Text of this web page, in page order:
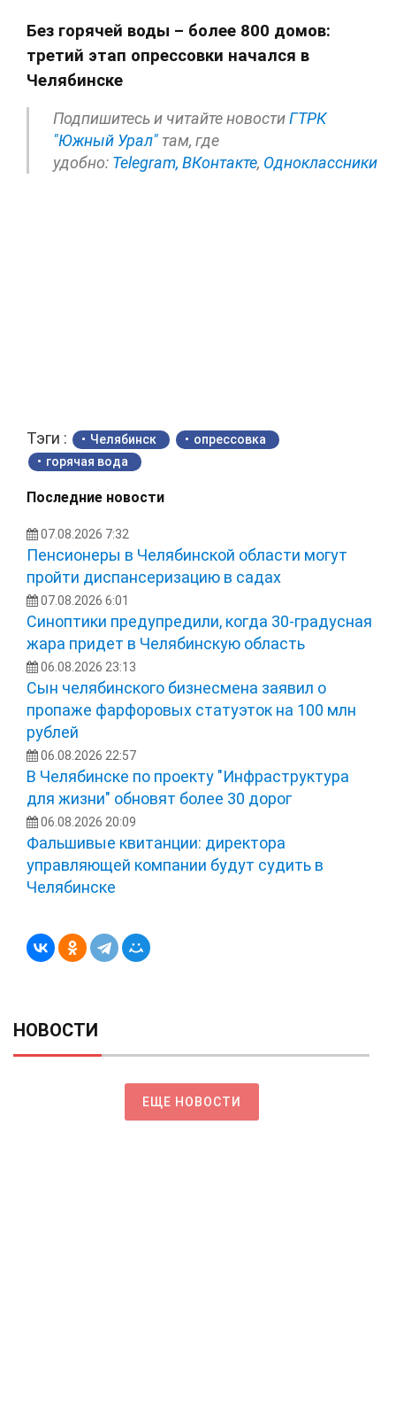
Без горячей воды – более 800 домов:
третий этап опрессовки начался в
Челябинске
Подпишитесь и читайте новостиГТРК
"Южный Урал" там, где
удобно: Telegram, ВКонтакте, Одноклассники
Тэги : Челябинск
опрессовка
горячая вода
Последние новости
07.08.2026 7:32
Пенсионеры в Челябинской области могут
пройти диспансеризацию в садах
07.08.2026 6:01
Синоптики предупредили, когда 30-градусная
жара придет в Челябинскую область
06.08.2026 23:13
Сын челябинского бизнесмена заявил о
пропаже фарфоровых статуэток на 100 млн
рублей
06.08.2026 22:57
В Челябинске по проекту "Инфраструктура
для жизни" обновят более 30 дорог
06.08.2026 20:09
Фальшивые квитанции: директора
управляющей компании будут судить в
Челябинске
НОВОСТИ
ЕЩЕ НОВОСТИ